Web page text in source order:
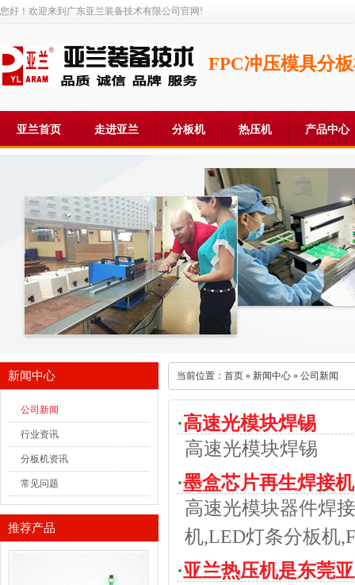
您好！欢迎来到广东亚兰装备技术有限公司官网!
FPC冲压模具分
亚兰首页 走进亚兰 分板机 热压机 产品中心
新闻中心
公司新闻
行业资讯
分板机资讯
常见问题
推荐产品
当前位置： 首页 » 新闻中心 » 公司新闻
·高速光模块焊锡
高速光模块焊锡
·墨盒芯片再生焊接
高速光模块器件焊
机,LED灯条分板机
·亚兰热压机是东莞